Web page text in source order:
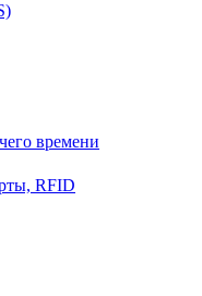
времени
RFID